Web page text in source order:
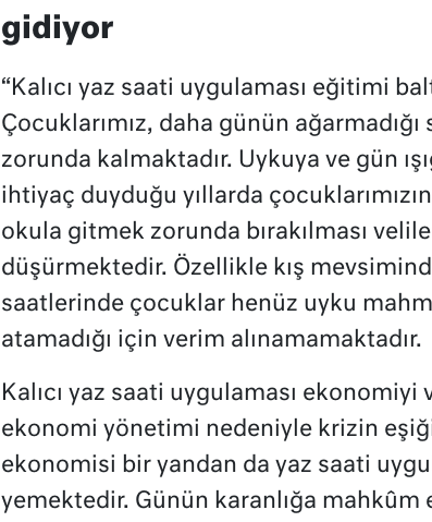
gidiyor
“Kalıcı yaz saati uygulaması eğitimi
Çocuklarımız, daha günün
zorunda kalmaktadır. Uykuya ve gün
ihtiyaç duyduğu yıllarda
okula gitmek zorunda bırakılması
düşürmektedir. Özellikle kış
saatlerinde çocuklar henüz uyku
atamadığı için verim alınamamaktadır.
Kalıcı yaz saati uygulaması ekonomiyi
ekonomi yönetimi nedeniyle krizin
ekonomisi bir yandan da yaz saati
yemektedir. Günün karanlığa